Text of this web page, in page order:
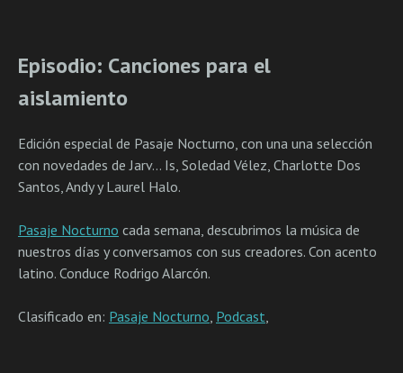
Episodio: Canciones para el
aislamiento
Edición especial de Pasaje Nocturno, con una una selección
con novedades de Jarv… Is, Soledad Vélez, Charlotte Dos
Santos, Andy y Laurel Halo.
Pasaje Nocturno cada semana, descubrimos la música de
nuestros días y conversamos con sus creadores. Con acento
latino. Conduce Rodrigo Alarcón.
Clasificado en: Pasaje Nocturno, Podcast,